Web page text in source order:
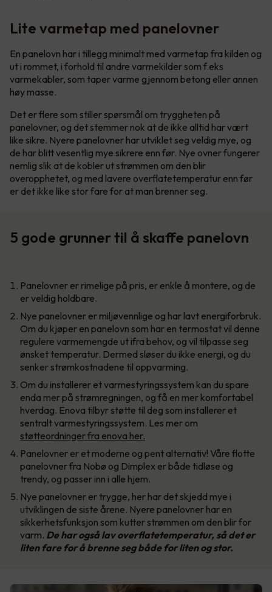
Lite varmetap med panelovner
En panelovn har i tillegg minimalt med varmetap fra kilden og
ut i rommet, i forhold til andre varmekilder som f.eks
varmekabler, som taper varme gjennom betong eller annen
høy masse.
Det er flere som stiller spørsmål om tryggheten på
panelovner, og det stemmer nok at de ikke alltid har vært
like sikre. Nyere panelovner har utviklet seg veldig mye, og
de har blitt vesentlig mye sikrere enn før. Nye ovner fungerer
nemlig slik at de kobler ut strømmen om den blir
overopphetet, og med lavere overflatetemperatur enn før
er det ikke like stor fare for at man brenner seg.
5 gode grunner til å skaffe panelovn
Panelovner er rimelige på pris, er enkle å montere, og de
er veldig holdbare.
Nye panelovner er miljøvennlige og har lavt energiforbruk.
Om du kjøper en panelovn som har en termostat vil denne
regulere varmemengde ut ifra behov, og vil tilpasse seg
ønsket temperatur. Dermed sløser du ikke energi, og du
senker strømkostnadene til oppvarming.
Om du installerer et varmestyringssystem kan du spare
enda mer på strømregningen, og få en mer komfortabel
hverdag. Enova tilbyr støtte til deg som installerer et
sentralt varmestyringssystem. Les mer om
støtteordninger fra enova her.
Panelovner er et moderne og pent alternativ! Våre flotte
panelovner fra Nobø og Dimplex er både tidløse og
trendy, og passer inn i alle hjem.
Nye panelovner er trygge, her har det skjedd mye i
utviklingen de siste årene. Nyere panelovner har en
sikkerhetsfunksjon som kutter strømmen om den blir for
varm. De har også lav overflatetemperatur, så det er
liten fare for å brenne seg både for liten og stor.